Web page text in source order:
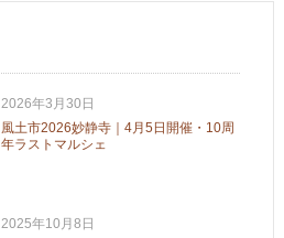
2026年3月30日
風土市2026妙静寺｜4月5日開催・10周
年ラストマルシェ
2025年10月8日